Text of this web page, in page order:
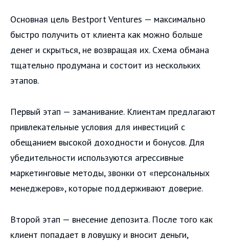
Основная цель Bestport Ventures — максимально
быстро получить от клиента как можно больше
денег и скрыться, не возвращая их. Схема обмана
тщательно продумана и состоит из нескольких
этапов.
Первый этап — заманивание. Клиентам предлагают
привлекательные условия для инвестиций с
обещанием высокой доходности и бонусов. Для
убедительности используются агрессивные
маркетинговые методы, звонки от «персональных
менеджеров», которые поддерживают доверие.
Второй этап — внесение депозита. После того как
клиент попадает в ловушку и вносит деньги,